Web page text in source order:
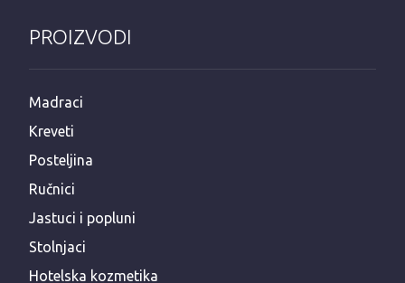
PROIZVODI
Madraci
Kreveti
Posteljina
Ručnici
Jastuci i popluni
Stolnjaci
Hotelska kozmetika